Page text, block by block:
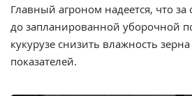
Главный агроном надеется, что
до запланированной уборочной
кукурузе снизить влажность
показателей.